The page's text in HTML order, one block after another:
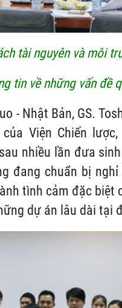
tài nguyên và môi
tin về những vấn đề
- Nhật Bản, GS.
Viện Chiến
nhiều lần đưa
đang chuẩn bị nghỉ
tình cảm đặc biệt
dự án lâu dài tại